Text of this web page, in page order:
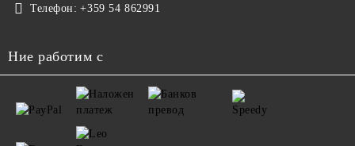
Телефон: +359 54 862991
Ние работим с